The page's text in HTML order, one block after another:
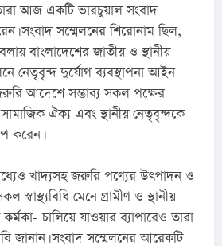
আজ একটি ভারচুয়াল সংবাদ
সংবাদ সম্মেলনের শিরোনাম ছিল,
বাংলাদেশের জাতীয় ও স্থানীয়
নেতৃবৃন্দ দুর্যোগ ব্যবস্থাপনা আইন
আদেশে সম্ভাব্য সকল পক্ষের
ঐক্য এবং স্থানীয় নেতৃবৃন্দকে
করেন।
খাদ্যসহ জরুরি পণ্যের উৎপাদন ও
মেনে গ্রামীণ ও স্থানীয়
কর্মকা- চালিয়ে যাওয়ার ব্যাপারেও তারা
জানান। সংবাদ সম্মেলনের আরেকটি